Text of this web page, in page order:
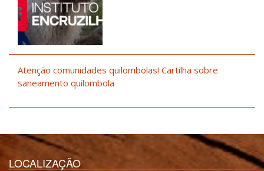
Atenção comunidades quilombolas! Cartilha sobre
saneamento quilombola
LOCALIZAÇÃO